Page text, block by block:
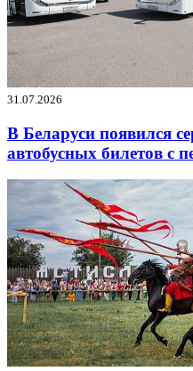
31.07.2026
В Беларуси появился
автобусных билетов с